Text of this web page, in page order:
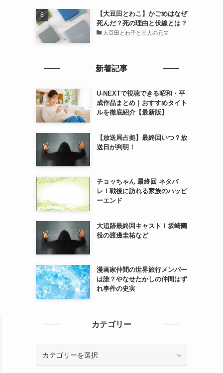
【大豆田とわこ】かごめはなぜ
死んだ？死の理由と伏線とは？
大豆田とわ子と三人の元夫
新着記事
U-NEXTで視聴できる昭和・平
成作品まとめ｜おすすめタイト
ルを徹底紹介【最新版】
【放送局占拠】最終回いつ？放
送日が判明！
チョッちゃん 最終回 ネタバ
レ！戦後に訪れる家族のハッピ
ーエンド
大追跡最終回キャスト！坂崎蘭
役の渡邊圭祐など
漫画家仲間の世界旅行メンバー
は誰？やなせたかしの仲間はず
れ事件の史実
カテゴリー